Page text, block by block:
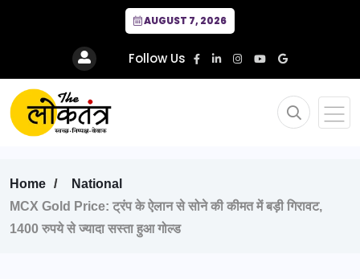
AUGUST 7, 2026
Follow Us
Home
National
MCX Gold Price: ट्रंप के ऐलान से सोने की कीमत में बड़ी गिरावट,
1400 रुपये से ज्यादा सस्ता हुआ गोल्ड